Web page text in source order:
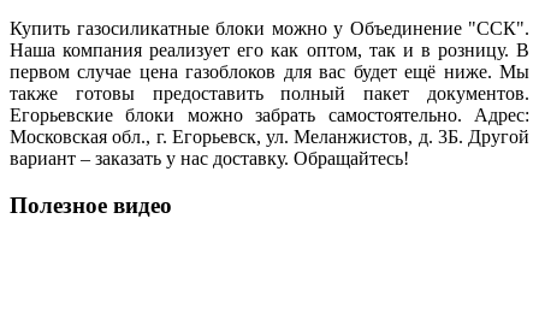
Купить газосиликатные блоки можно у Объединение "ССК".
Наша компания реализует его как оптом, так и в розницу. В
первом случае цена газоблоков для вас будет ещё ниже. Мы
также готовы предоставить полный пакет документов.
Егорьевские блоки можно забрать самостоятельно. Адрес:
Московская обл., г. Егорьевск, ул. Меланжистов, д. 3Б. Другой
вариант – заказать у нас доставку. Обращайтесь!
Полезное видео